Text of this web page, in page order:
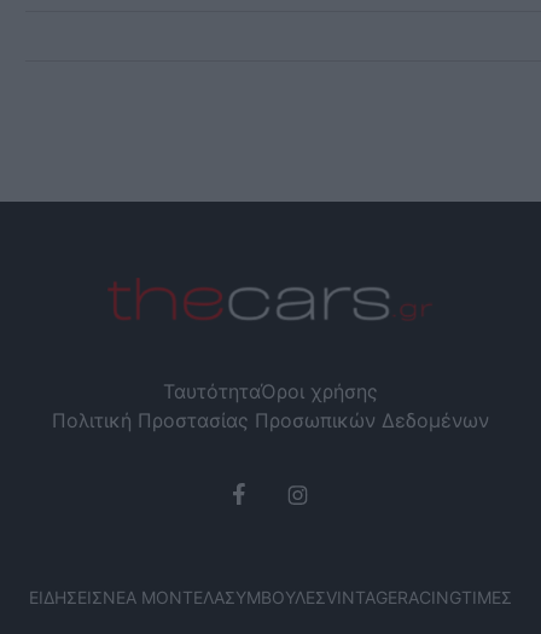
ΤαυτότηταΌροι χρήσης
Πολιτική Προστασίας Προσωπικών Δεδομένων
ΕΙΔΉΣΕΙΣΝΈΑ ΜΟΝΤΈΛΑΣΥΜΒΟΥΛΈΣVINTAGERACINGΤΙΜΈΣ